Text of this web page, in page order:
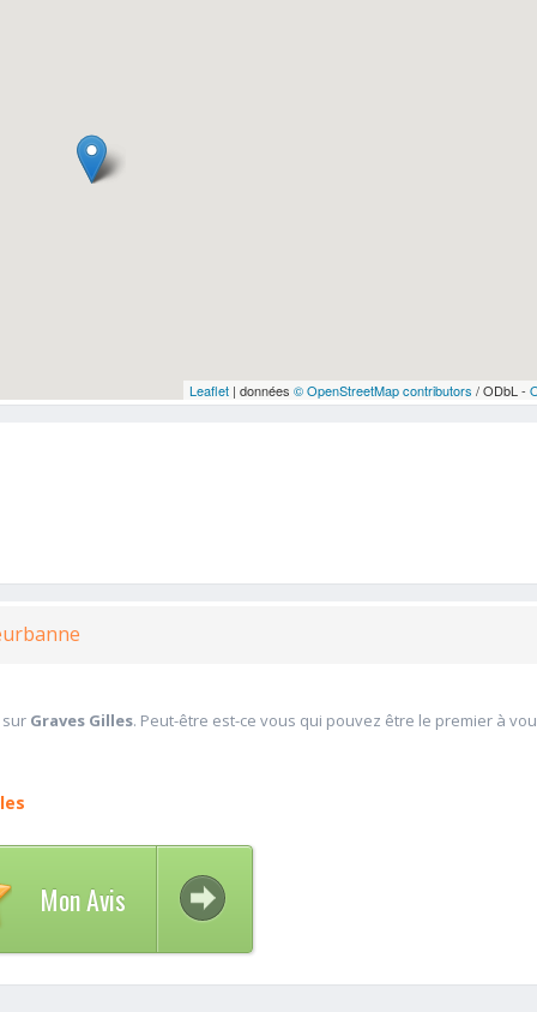
Leaflet| données © OpenStreetMap contributors / ODbL -
Graves Gilles. Peut-être est-ce vous qui pouvez être le premier à
Mon Avis